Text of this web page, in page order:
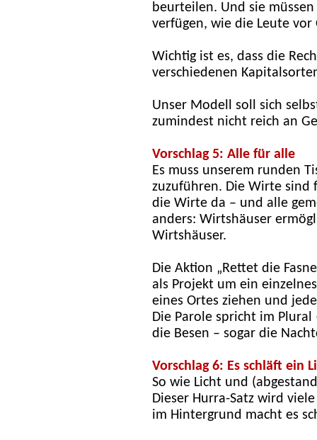
beurteilen. Und sie
verfügen, wie die Leute vor
Wichtig ist es, dass die
verschiedenen
Unser Modell soll sich
zumindest nicht reich an
Vorschlag 5: Alle für alle
Es muss unserem runden
zuzuführen. Die Wirte sind
die Wirte da – und alle
anders: Wirtshäuser
Wirtshäuser.
Die Aktion „Rettet die
als Projekt um ein
eines Ortes ziehen und
Die Parole spricht im
die Besen – sogar die
Vorschlag 6: Es schläft ein
So wie Licht und
Dieser Hurra-Satz wird
im Hintergrund macht es